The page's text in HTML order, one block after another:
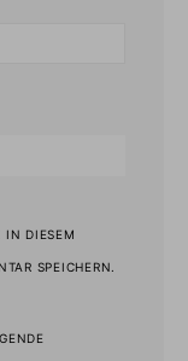
IN DIESEM
SPEICHERN.